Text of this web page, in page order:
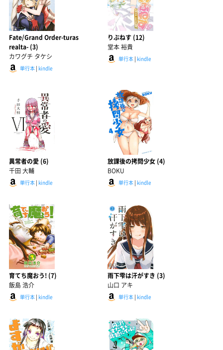
Fate/Grand Order-turas
realta- (3)
カワグチ タケシ
単行本 | kindle
りぶねす (12)
堂本 裕貴
単行本| kindle
異常者の愛 (6)
千田 大輔
単行本 | kindle
放課後の拷問少女 (4)
BOKU
単行本| kindle
育てち魔おう! (7)
飯島 浩介
単行本 | kindle
雨下雫は汗がすき (3)
山口 アキ
単行本| kindle